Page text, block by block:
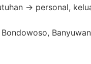
→ personal,